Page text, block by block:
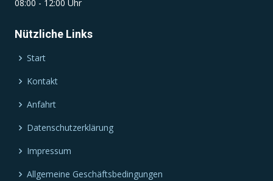
08:00 - 12:00 Uhr
Nützliche Links
Start
Kontakt
Anfahrt
Datenschutzerklärung
Impressum
Allgemeine Geschäftsbedingungen